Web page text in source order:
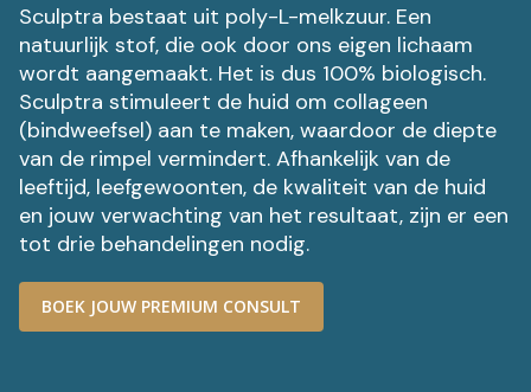
Sculptra bestaat uit poly-L-melkzuur. Een
natuurlijk stof, die ook door ons eigen lichaam
wordt aangemaakt. Het is dus 100% biologisch.
Sculptra stimuleert de huid om collageen
(bindweefsel) aan te maken, waardoor de diepte
van de rimpel vermindert. Afhankelijk van de
leeftijd, leefgewoonten, de kwaliteit van de huid
en jouw verwachting van het resultaat, zijn er een
tot drie behandelingen nodig.
BOEK JOUW PREMIUM CONSULT